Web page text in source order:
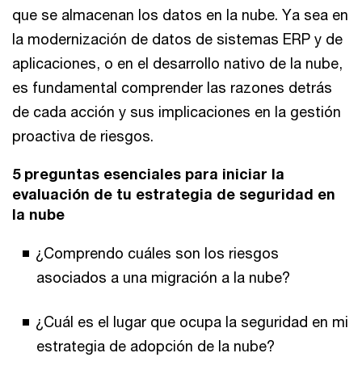
que se almacenan los datos en la nube. Ya sea en
la modernización de datos de sistemas ERP y de
aplicaciones, o en el desarrollo nativo de la nube,
es fundamental comprender las razones detrás
de cada acción y sus implicaciones en la gestión
proactiva de riesgos.
5 preguntas esenciales para iniciar la
evaluación de tu estrategia de seguridad en
la nube
¿Comprendo cuáles son los riesgos
asociados a una migración a la nube?
¿Cuál es el lugar que ocupa la seguridad en mi
estrategia de adopción de la nube?